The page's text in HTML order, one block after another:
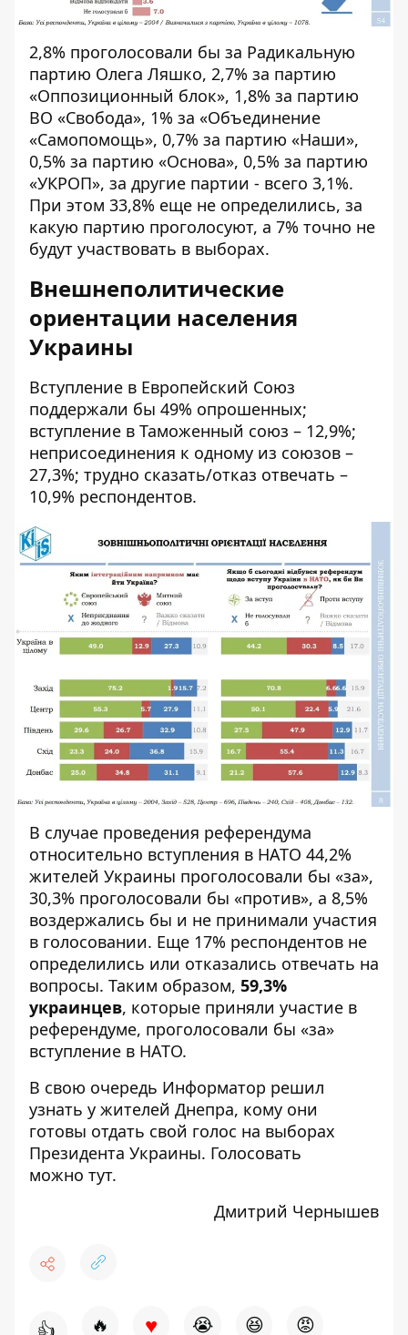
2,8% проголосовали бы за Радикальную
партию Олега Ляшко, 2,7% за партию
«Оппозиционный блок», 1,8% за партию
ВО «Свобода», 1% за «Объединение
«Самопомощь», 0,7% за партию «Наши»,
0,5% за партию «Основа», 0,5% за партию
«УКРОП», за другие партии - всего 3,1%.
При этом 33,8% еще не определились, за
какую партию проголосуют, а 7% точно не
будут участвовать в выборах.
Внешнеполитические
ориентации населения
Украины
Вступление в Европейский Союз
поддержали бы 49% опрошенных;
вступление в Таможенный союз – 12,9%;
неприсоединения к одному из союзов –
27,3%; трудно сказать/отказ отвечать –
10,9% респондентов.
В случае проведения референдума
относительно вступления в НАТО 44,2%
жителей Украины проголосовали бы «за»,
30,3% проголосовали бы «против», а 8,5%
воздержались бы и не принимали участия
в голосовании. Еще 17% респондентов не
определились или отказались отвечать на
вопросы. Таким образом, 59,3%
украинцев, которые приняли участие в
референдуме, проголосовали бы «за»
вступление в НАТО.
В свою очередь Информатор решил
узнать у жителей Днепра, кому они
готовы отдать свой голос на выборах
Президента Украины. Голосовать
можно тут.
Дмитрий Чернышев
👍 🔥 ♥ 😭 😆 😡